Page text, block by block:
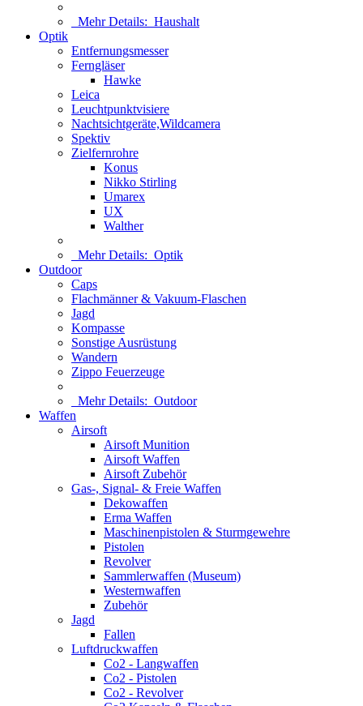
Mehr Details: Haushalt
Optik
Entfernungsmesser
Ferngläser
Hawke
Leica
Leuchtpunktvisiere
Nachtsichtgeräte,Wildcamera
Spektiv
Zielfernrohre
Konus
Nikko Stirling
Umarex
UX
Walther
Mehr Details: Optik
Outdoor
Caps
Flachmänner & Vakuum-Flaschen
Jagd
Kompasse
Sonstige Ausrüstung
Wandern
Zippo Feuerzeuge
Mehr Details: Outdoor
Waffen
Airsoft
Airsoft Munition
Airsoft Waffen
Airsoft Zubehör
Gas-, Signal- & Freie Waffen
Dekowaffen
Erma Waffen
Maschinenpistolen & Sturmgewehre
Pistolen
Revolver
Sammlerwaffen (Museum)
Westernwaffen
Zubehör
Jagd
Fallen
Luftdruckwaffen
Co2 - Langwaffen
Co2 - Pistolen
Co2 - Revolver